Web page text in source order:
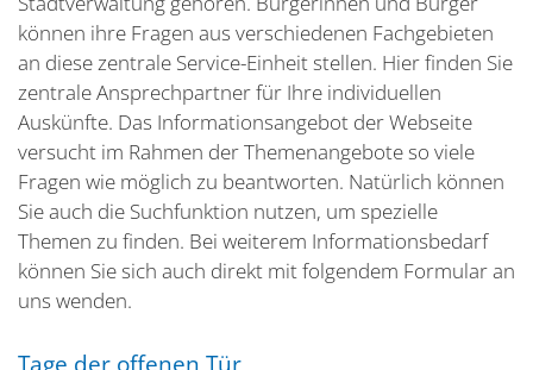
können ihre Fragen aus verschiedenen Fachgebieten
an diese zentrale Service-Einheit stellen. Hier finden Sie
zentrale Ansprechpartner für Ihre individuellen
Auskünfte. Das Informationsangebot der Webseite
versucht im Rahmen der Themenangebote so viele
Fragen wie möglich zu beantworten. Natürlich können
Sie auch die Suchfunktion nutzen, um spezielle
Themen zu finden. Bei weiterem Informationsbedarf
können Sie sich auch direkt mit folgendem Formular an
uns wenden.